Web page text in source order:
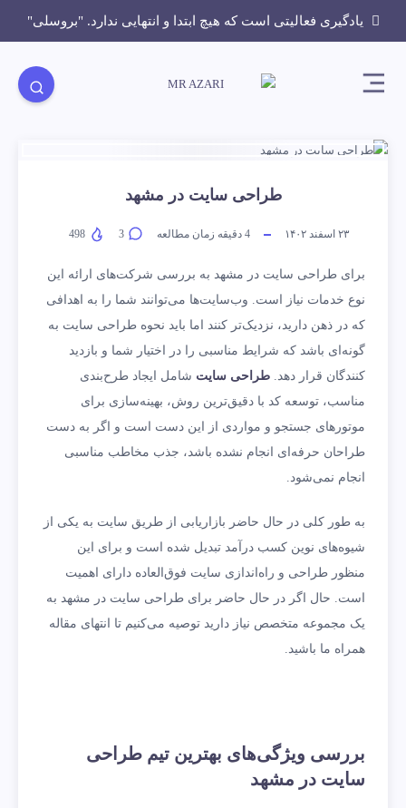
یادگیری فعالیتی است که هیچ ابتدا و انتهایی ندارد. "بروسلی"
طراحی سایت در مشهد
۲۳ اسفند ۱۴۰۲ 4 دقیقه زمان مطالعه 3
498
برای طراحی سایت در مشهد به بررسی شرکت‌های ارائه این
نوع خدمات نیاز است. وب‌سایت‌ها می‌توانند شما را به اهدافی
که در ذهن دارید، نزدیک‌تر کنند اما باید نحوه طراحی سایت به
گونه‌ای باشد که شرایط مناسبی را در اختیار شما و بازدید
کنندگان قرار دهد. طراحی سایت شامل ایجاد طرح‌بندی
مناسب، توسعه کد با دقیق‌ترین روش، بهینه‌سازی برای
موتورهای جستجو و مواردی از این دست است و اگر به دست
طراحان حرفه‌ای انجام نشده باشد، جذب مخاطب مناسبی
انجام نمی‌شود.
به طور کلی در حال حاضر بازاریابی از طریق سایت به یکی از
شیوه‌های نوین کسب درآمد تبدیل شده است و برای این
منظور طراحی و راه‌اندازی سایت فوق‌العاده دارای اهمیت
است. حال اگر در حال حاضر برای طراحی سایت در مشهد به
یک مجموعه متخصص نیاز دارید توصیه می‌کنیم تا انتهای مقاله
همراه ما باشید.
بررسی ویژگی‌های بهترین تیم طراحی
سایت در مشهد